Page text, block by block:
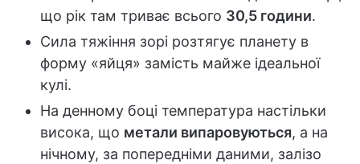
що рік там триває всього 30,5 години.
Сила тяжіння зорі розтягує планету в
форму «яйця» замість майже ідеальної
кулі.
На денному боці температура настільки
висока, що метали випаровуються, а на
нічному, за попередніми даними, залізо